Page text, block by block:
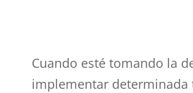
Cuando esté tomando la
implementar determinada